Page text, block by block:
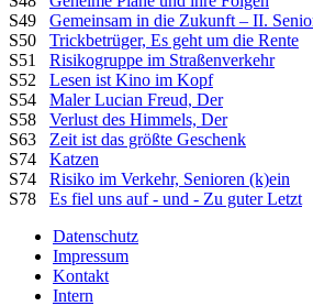
S49 Gemeinsam in die Zukunft – II.
S50 Trickbetrüger, Es geht um die Rente
S51 Risikogruppe im Straßenverkehr
S52 Lesen ist Kino im Kopf
S54 Maler Lucian Freud, Der
S58 Verlust des Himmels, Der
S63 Zeit ist das größte Geschenk
S74 Katzen
S74 Risiko im Verkehr, Senioren (k)ein
S78 Es fiel uns auf - und - Zu guter Letzt
Datenschutz
Impressum
Kontakt
Intern